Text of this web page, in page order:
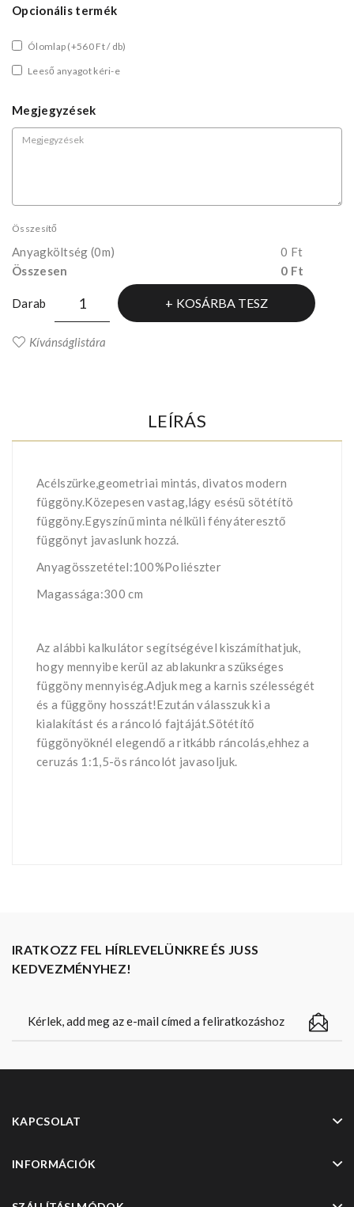
Opcionális termék
Ólomlap (+560 Ft / db)
Leeső anyagot kéri-e
Megjegyzések
Összesítő
Anyagköltség (0m)
0 Ft
Összesen
0 Ft
Darab KOSÁRBA TESZ
Kívánságlistára
LEÍRÁS
Acélszürke,geometriai mintás, divatos modern
függöny.Közepesen vastag,lágy esésü sötétítö
függöny.Egyszínű minta nélküli fényáteresztő
függönyt javaslunk hozzá.
Anyagösszetétel:100%Poliészter
Magassága:300 cm
Az alábbi kalkulátor segítségével kiszámíthatjuk,
hogy mennyibe kerül az ablakunkra szükséges
függöny mennyiség.Adjuk meg a karnis szélességét
és a függöny hosszát!Ezután válasszuk ki a
kialakítást és a ráncoló fajtáját.Sötétítő
függönyöknél elegendő a ritkább ráncolás,ehhez a
ceruzás 1:1,5-ös ráncolót javasoljuk.
IRATKOZZ FEL HÍRLEVELÜNKRE ÉS JUSS
KEDVEZMÉNYHEZ!
KAPCSOLAT
INFORMÁCIÓK